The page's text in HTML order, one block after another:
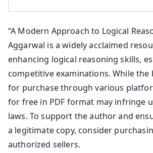
“A Modern Approach to Logical
Aggarwal is a widely acclaimed
enhancing logical reasoning skills,
competitive examinations. While the
for purchase through various
for free in PDF format may infringe
laws. To support the author and
a legitimate copy, consider
authorized sellers.